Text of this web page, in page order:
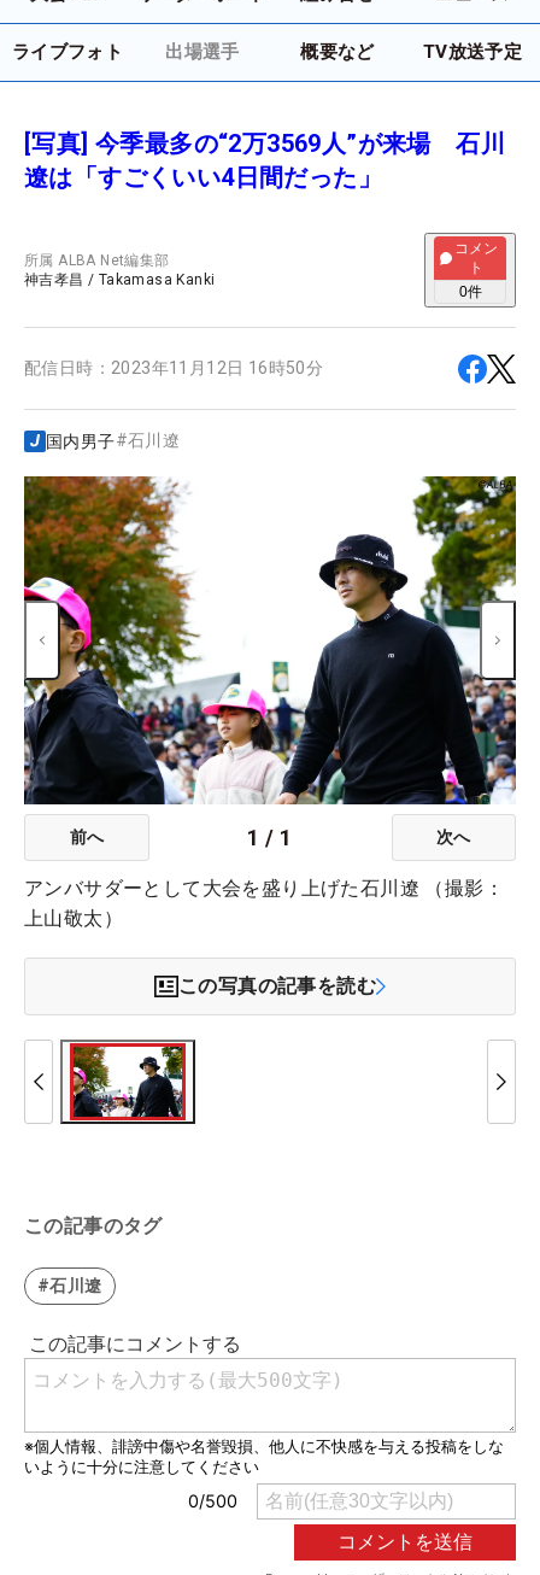
ライブフォト 出場選手 概要など TV放送予定
[写真] 今季最多の“2万3569人”が来場 石川
遼は「すごくいい4日間だった」
所属ALBA Net編集部
神吉孝昌 / Takamasa Kanki
コメン
ト
0件
配信日時： 2023年11月12日 16時50分
国内男子#石川遼
前へ 1 / 1 次へ
アンバサダーとして大会を盛り上げた石川遼 （撮影：
上山敬太）
この写真の記事を読む
この記事のタグ
#石川遼